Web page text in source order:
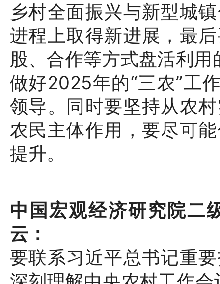
乡村全面振兴与新型城
进程上取得新进展，最
股、合作等方式盘活利
做好2025年的“三农”工
领导。同时要坚持从农
农民主体作用，要尽可
提升。
中国宏观经济研究院二
云：
要联系习近平总书记重